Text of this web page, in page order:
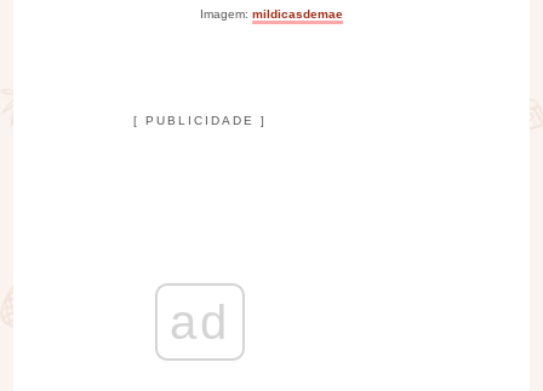
Imagem: mildicasdemae
[ PUBLICIDADE ]
ad